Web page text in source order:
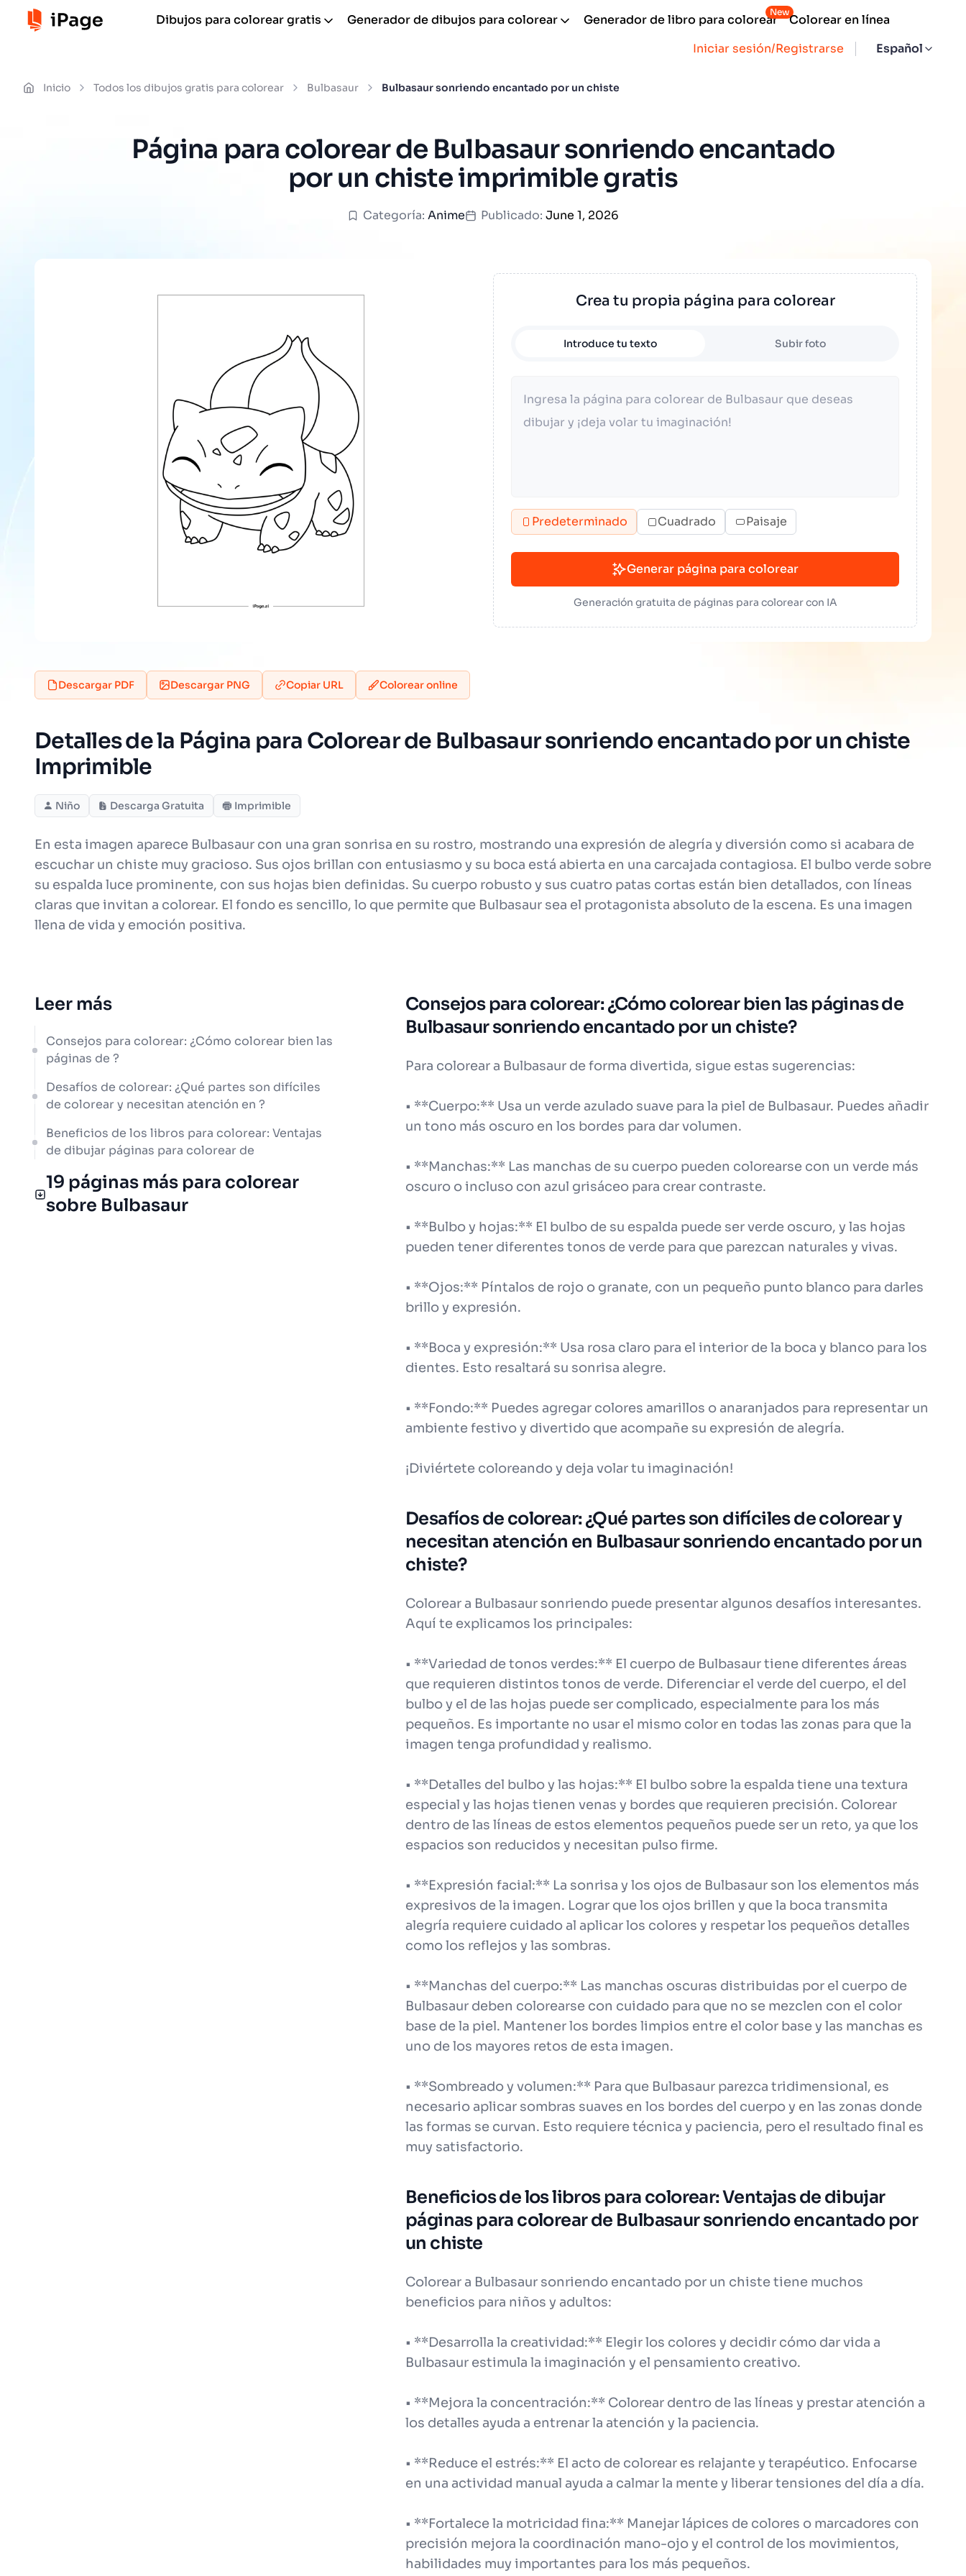
Iniciar sesión/Registrarse Español
Dibujos para colorear gratis Generador de dibujos para colorear Generador de libro para colorear
New
Colorear en línea
Inicio Todos los dibujos gratis para colorear Bulbasaur Bulbasaur sonriendo encantado por un chiste
Página para colorear de Bulbasaur sonriendo encantado
por un chiste imprimible gratis
Categoría: Anime Publicado: June 1, 2026
Crea tu propia página para colorear
Introduce tu texto Subir foto
Predeterminado Cuadrado Paisaje
Generar página para colorear
Generación gratuita de páginas para colorear con IA
Descargar PDF Descargar PNG Copiar URL Colorear online
Detalles de la Página para Colorear de Bulbasaur sonriendo encantado por un chiste
Imprimible
Niño Descarga Gratuita Imprimible
En esta imagen aparece Bulbasaur con una gran sonrisa en su rostro, mostrando una expresión de alegría y diversión como si acabara de
escuchar un chiste muy gracioso. Sus ojos brillan con entusiasmo y su boca está abierta en una carcajada contagiosa. El bulbo verde sobre
su espalda luce prominente, con sus hojas bien definidas. Su cuerpo robusto y sus cuatro patas cortas están bien detallados, con líneas
claras que invitan a colorear. El fondo es sencillo, lo que permite que Bulbasaur sea el protagonista absoluto de la escena. Es una imagen
llena de vida y emoción positiva.
Leer más
Consejos para colorear: ¿Cómo colorear bien las
páginas de ?
Desafíos de colorear: ¿Qué partes son difíciles
de colorear y necesitan atención en ?
Beneficios de los libros para colorear: Ventajas
de dibujar páginas para colorear de
19 páginas más para colorear
sobre Bulbasaur
Consejos para colorear: ¿Cómo colorear bien las páginas de
Bulbasaur sonriendo encantado por un chiste?
Para colorear a Bulbasaur de forma divertida, sigue estas sugerencias:
• **Cuerpo:** Usa un verde azulado suave para la piel de Bulbasaur. Puedes añadir
un tono más oscuro en los bordes para dar volumen.
• **Manchas:** Las manchas de su cuerpo pueden colorearse con un verde más
oscuro o incluso con azul grisáceo para crear contraste.
• **Bulbo y hojas:** El bulbo de su espalda puede ser verde oscuro, y las hojas
pueden tener diferentes tonos de verde para que parezcan naturales y vivas.
• **Ojos:** Píntalos de rojo o granate, con un pequeño punto blanco para darles
brillo y expresión.
• **Boca y expresión:** Usa rosa claro para el interior de la boca y blanco para los
dientes. Esto resaltará su sonrisa alegre.
• **Fondo:** Puedes agregar colores amarillos o anaranjados para representar un
ambiente festivo y divertido que acompañe su expresión de alegría.
¡Diviértete coloreando y deja volar tu imaginación!
Desafíos de colorear: ¿Qué partes son difíciles de colorear y
necesitan atención en Bulbasaur sonriendo encantado por un
chiste?
Colorear a Bulbasaur sonriendo puede presentar algunos desafíos interesantes.
Aquí te explicamos los principales:
• **Variedad de tonos verdes:** El cuerpo de Bulbasaur tiene diferentes áreas
que requieren distintos tonos de verde. Diferenciar el verde del cuerpo, el del
bulbo y el de las hojas puede ser complicado, especialmente para los más
pequeños. Es importante no usar el mismo color en todas las zonas para que la
imagen tenga profundidad y realismo.
• **Detalles del bulbo y las hojas:** El bulbo sobre la espalda tiene una textura
especial y las hojas tienen venas y bordes que requieren precisión. Colorear
dentro de las líneas de estos elementos pequeños puede ser un reto, ya que los
espacios son reducidos y necesitan pulso firme.
• **Expresión facial:** La sonrisa y los ojos de Bulbasaur son los elementos más
expresivos de la imagen. Lograr que los ojos brillen y que la boca transmita
alegría requiere cuidado al aplicar los colores y respetar los pequeños detalles
como los reflejos y las sombras.
• **Manchas del cuerpo:** Las manchas oscuras distribuidas por el cuerpo de
Bulbasaur deben colorearse con cuidado para que no se mezclen con el color
base de la piel. Mantener los bordes limpios entre el color base y las manchas es
uno de los mayores retos de esta imagen.
• **Sombreado y volumen:** Para que Bulbasaur parezca tridimensional, es
necesario aplicar sombras suaves en los bordes del cuerpo y en las zonas donde
las formas se curvan. Esto requiere técnica y paciencia, pero el resultado final es
muy satisfactorio.
Beneficios de los libros para colorear: Ventajas de dibujar
páginas para colorear de Bulbasaur sonriendo encantado por
un chiste
Colorear a Bulbasaur sonriendo encantado por un chiste tiene muchos
beneficios para niños y adultos:
• **Desarrolla la creatividad:** Elegir los colores y decidir cómo dar vida a
Bulbasaur estimula la imaginación y el pensamiento creativo.
• **Mejora la concentración:** Colorear dentro de las líneas y prestar atención a
los detalles ayuda a entrenar la atención y la paciencia.
• **Reduce el estrés:** El acto de colorear es relajante y terapéutico. Enfocarse
en una actividad manual ayuda a calmar la mente y liberar tensiones del día a día.
• **Fortalece la motricidad fina:** Manejar lápices de colores o marcadores con
precisión mejora la coordinación mano-ojo y el control de los movimientos,
habilidades muy importantes para los más pequeños.